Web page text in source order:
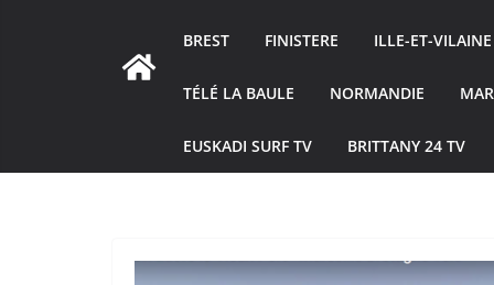
BREST FINISTERE ILLE-ET-VILAINE
TÉLÉ LA BAULE NORMANDIE
EUSKADI SURF TV BRITTANY 24 TV